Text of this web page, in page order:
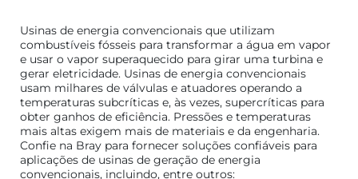
Usinas de energia convencionais que utilizam
combustíveis fósseis para transformar a água em vapor
e usar o vapor superaquecido para girar uma turbina e
gerar eletricidade. Usinas de energia convencionais
usam milhares de válvulas e atuadores operando a
temperaturas subcríticas e, às vezes, supercríticas para
obter ganhos de eficiência. Pressões e temperaturas
mais altas exigem mais de materiais e da engenharia.
Confie na Bray para fornecer soluções confiáveis para
aplicações de usinas de geração de energia
convencionais, incluindo, entre outros: